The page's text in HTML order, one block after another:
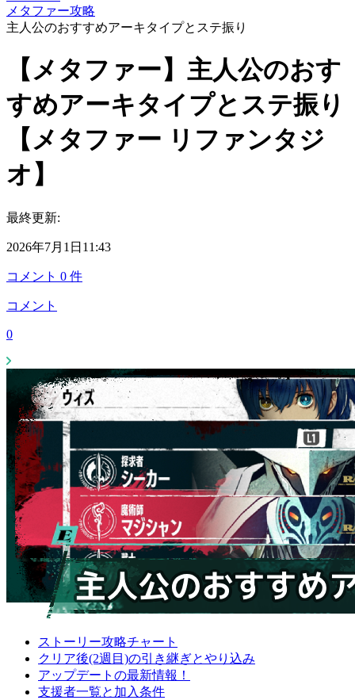
メタファー攻略
主人公のおすすめアーキタイプとステ振り
【メタファー】主人公のおす
すめアーキタイプとステ振り
【メタファー リファンタジ
オ】
最終更新:
2026年7月1日11:43
コメント 0 件
コメント
0
ストーリー攻略チャート
クリア後(2週目)の引き継ぎとやり込み
アップデートの最新情報！
支援者一覧と加入条件